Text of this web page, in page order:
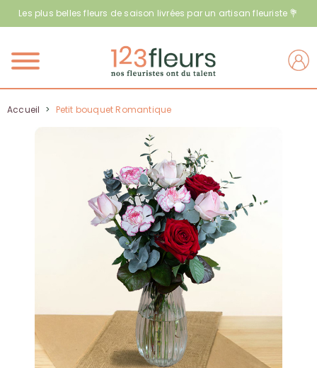
Les plus belles fleurs de saison livrées par un artisan fleuriste 💐
Menu
Accueil > Petit bouquet Romantique